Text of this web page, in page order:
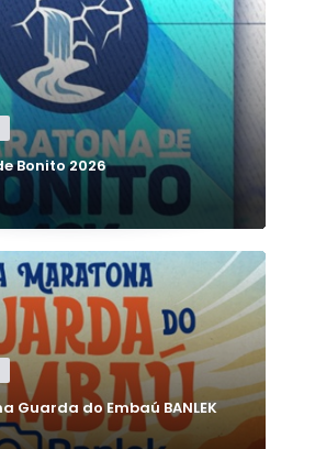
Bonito 2026
Guarda do Embaú BANLEK